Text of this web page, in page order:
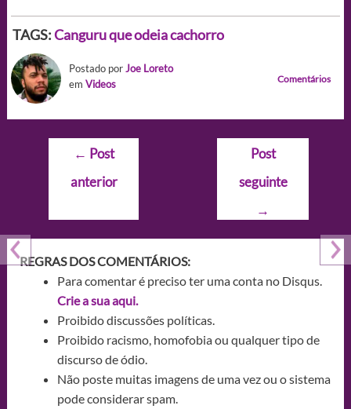
TAGS:Canguru que odeia cachorro
Postado porJoe Loreto
em Videos Comentários
Navegação
Post
← Post
anterior
Post
seguinte
→
REGRAS DOS COMENTÁRIOS:
Para comentar é preciso ter uma conta no Disqus.
Crie a sua aqui.
Proibido discussões políticas.
Proibido racismo, homofobia ou qualquer tipo de
discurso de ódio.
Não poste muitas imagens de uma vez ou o sistema
pode considerar spam.